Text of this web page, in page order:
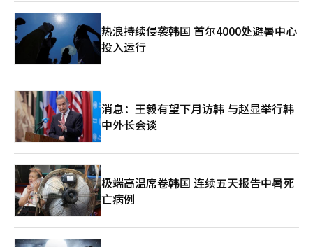
热浪持续侵袭韩国 首尔4000处避暑中心
投入运行
消息：王毅有望下月访韩 与赵显举行韩
中外长会谈
极端高温席卷韩国 连续五天报告中暑死
亡病例